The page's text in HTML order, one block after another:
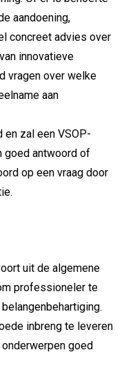
aandoening,
concreet advies over
innovatieve
vragen over welke
aan
en zal een VSOP-
goed antwoord of
op een vraag door
uit de algemene
professioneler te
inbreng te leveren
goed